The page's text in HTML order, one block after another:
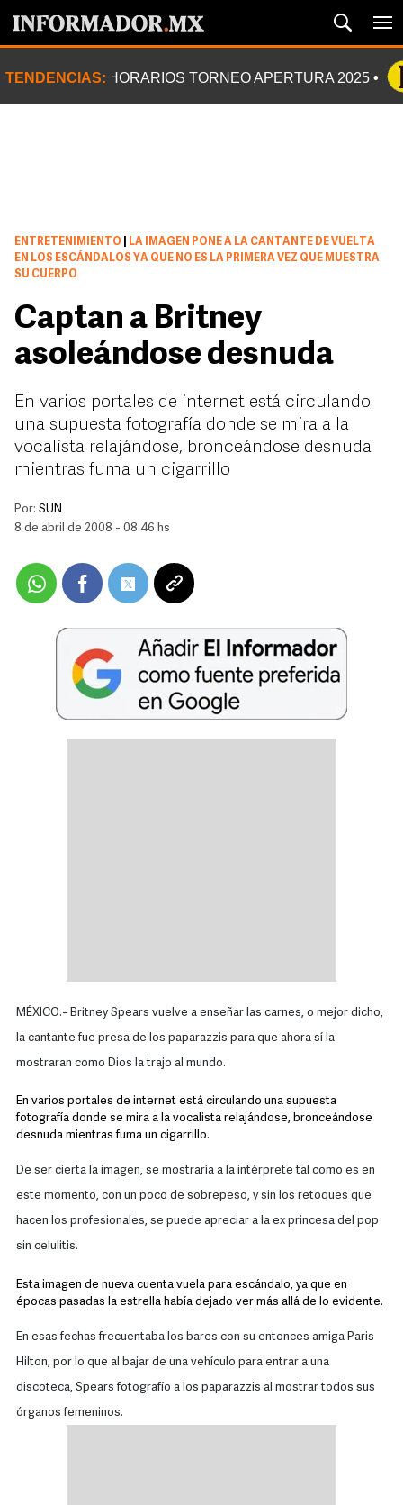
TENDENCIAS: HORARIOS TORNEO APERTURA 2025
ENTRETENIMIENTO
LA IMAGEN PONE A LA CANTANTE DE VUELTA
EN LOS ESCÁNDALOS YA QUE NO ES LA PRIMERA VEZ QUE MUESTRA
SU CUERPO
Captan a Britney
asoleándose desnuda
En varios portales de internet está circulando
una supuesta fotografía donde se mira a la
vocalista relajándose, bronceándose desnuda
mientras fuma un cigarrillo
Por: SUN
8 de abril de 2008 - 08:46 hs
MÉXICO.- Britney Spears vuelve a enseñar las carnes, o mejor dicho,
la cantante fue presa de los paparazzis para que ahora sí la
mostraran como Dios la trajo al mundo.
En varios portales de internet está circulando una supuesta
fotografía donde se mira a la vocalista relajándose, bronceándose
desnuda mientras fuma un cigarrillo.
De ser cierta la imagen, se mostraría a la intérprete tal como es en
este momento, con un poco de sobrepeso, y sin los retoques que
hacen los profesionales, se puede apreciar a la ex princesa del pop
sin celulitis.
Esta imagen de nueva cuenta vuela para escándalo, ya que en
épocas pasadas la estrella había dejado ver más allá de lo evidente.
En esas fechas frecuentaba los bares con su entonces amiga Paris
Hilton, por lo que al bajar de una vehículo para entrar a una
discoteca, Spears fotografío a los paparazzis al mostrar todos sus
órganos femeninos.